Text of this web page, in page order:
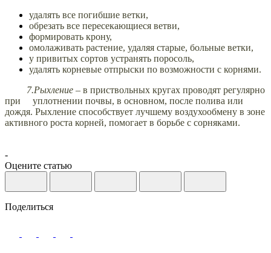
удалять все погибшие ветки,
обрезать все пересекающиеся ветви,
формировать крону,
омолаживать растение, удаляя старые, больные ветки,
у привитых сортов устранять поросоль,
удалять корневые отпрыски по возможности с корнями.
7.Рыхление – в приствольных кругах проводят регулярно
при уплотнении почвы, в основном, после полива или
дождя. Рыхление способствует лучшему воздухообмену в зоне
активного роста корней, помогает в борьбе с сорняками.
-
Оцените статью
Поделиться